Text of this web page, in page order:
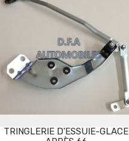
TRINGLERIE D'ESSUIE-GLACE